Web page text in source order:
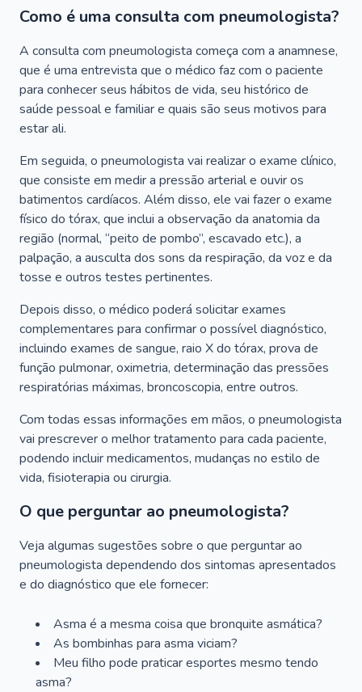
Como é uma consulta com pneumologista?
A consulta com pneumologista começa com a anamnese,
que é uma entrevista que o médico faz com o paciente
para conhecer seus hábitos de vida, seu histórico de
saúde pessoal e familiar e quais são seus motivos para
estar ali.
Em seguida, o pneumologista vai realizar o exame clínico,
que consiste em medir a pressão arterial e ouvir os
batimentos cardíacos. Além disso, ele vai fazer o exame
físico do tórax, que inclui a observação da anatomia da
região (normal, “peito de pombo”, escavado etc.), a
palpação, a ausculta dos sons da respiração, da voz e da
tosse e outros testes pertinentes.
Depois disso, o médico poderá solicitar exames
complementares para confirmar o possível diagnóstico,
incluindo exames de sangue, raio X do tórax, prova de
função pulmonar, oximetria, determinação das pressões
respiratórias máximas, broncoscopia, entre outros.
Com todas essas informações em mãos, o pneumologista
vai prescrever o melhor tratamento para cada paciente,
podendo incluir medicamentos, mudanças no estilo de
vida, fisioterapia ou cirurgia.
O que perguntar ao pneumologista?
Veja algumas sugestões sobre o que perguntar ao
pneumologista dependendo dos sintomas apresentados
e do diagnóstico que ele fornecer:
Asma é a mesma coisa que bronquite asmática?
As bombinhas para asma viciam?
Meu filho pode praticar esportes mesmo tendo
asma?